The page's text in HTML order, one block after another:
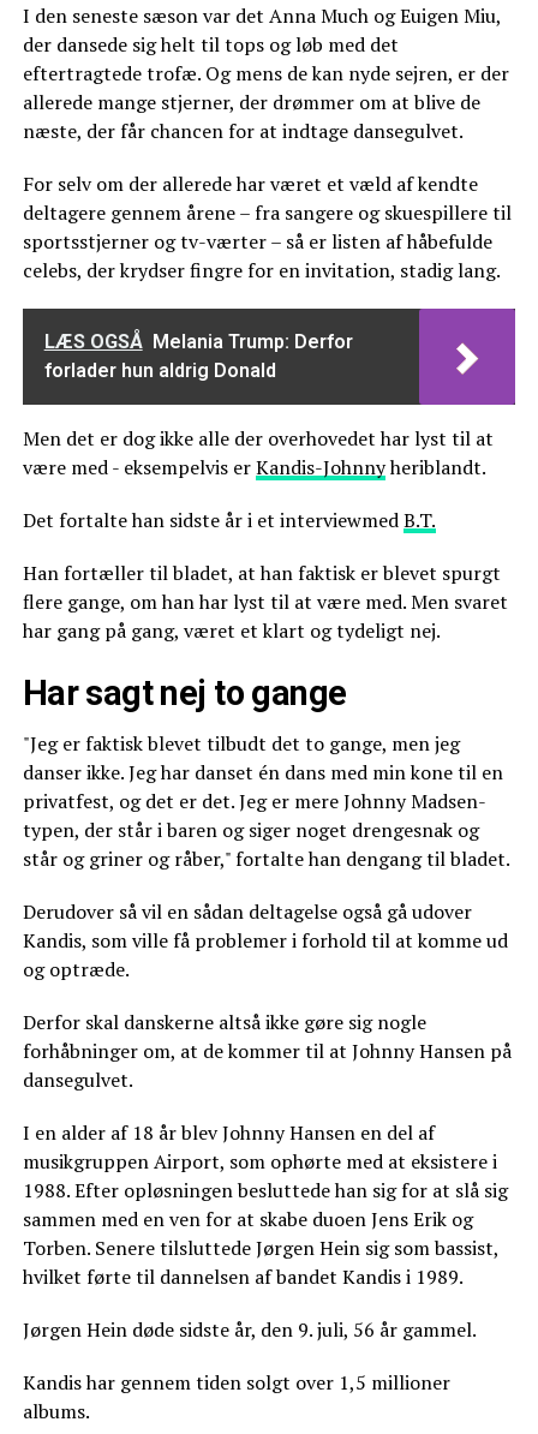
I den seneste sæson var det Anna Much og Euigen Miu,
der dansede sig helt til tops og løb med det
eftertragtede trofæ. Og mens de kan nyde sejren, er der
allerede mange stjerner, der drømmer om at blive de
næste, der får chancen for at indtage dansegulvet.
For selv om der allerede har været et væld af kendte
deltagere gennem årene – fra sangere og skuespillere til
sportsstjerner og tv-værter – så er listen af håbefulde
celebs, der krydser fingre for en invitation, stadig lang.
LÆS OGSÅ Melania Trump: Derfor
forlader hun aldrig Donald
Men det er dog ikke alle der overhovedet har lyst til at
være med - eksempelvis erKandis-Johnnyheriblandt.
Det fortalte han sidste år i et interviewmedB.T.
Han fortæller til bladet, at han faktisk er blevet spurgt
flere gange, om han har lyst til at være med. Men svaret
har gang på gang, været et klart og tydeligt nej.
Har sagt nej to gange
"Jeg er faktisk blevet tilbudt det to gange, men jeg
danser ikke. Jeg har danset én dans med min kone til en
privatfest, og det er det. Jeg er mere Johnny Madsen-
typen, der står i baren og siger noget drengesnak og
står og griner og råber," fortalte han dengang til bladet.
Derudover så vil en sådan deltagelse også gå udover
Kandis, som ville få problemer i forhold til at komme ud
og optræde.
Derfor skal danskerne altså ikke gøre sig nogle
forhåbninger om, at de kommer til at Johnny Hansen på
dansegulvet.
I en alder af 18 år blev Johnny Hansen en del af
musikgruppen Airport, som ophørte med at eksistere i
1988. Efter opløsningen besluttede han sig for at slå sig
sammen med en ven for at skabe duoen Jens Erik og
Torben. Senere tilsluttede Jørgen Hein sig som bassist,
hvilket førte til dannelsen af bandet Kandis i 1989.
Jørgen Hein døde sidste år, den 9. juli, 56 år gammel.
Kandis har gennem tiden solgt over 1,5 millioner
albums.